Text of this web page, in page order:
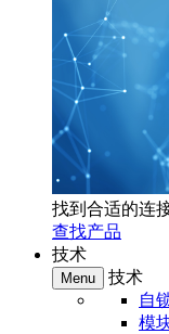
找到合适的连
查找产品
技术
Menu
技术
自
模